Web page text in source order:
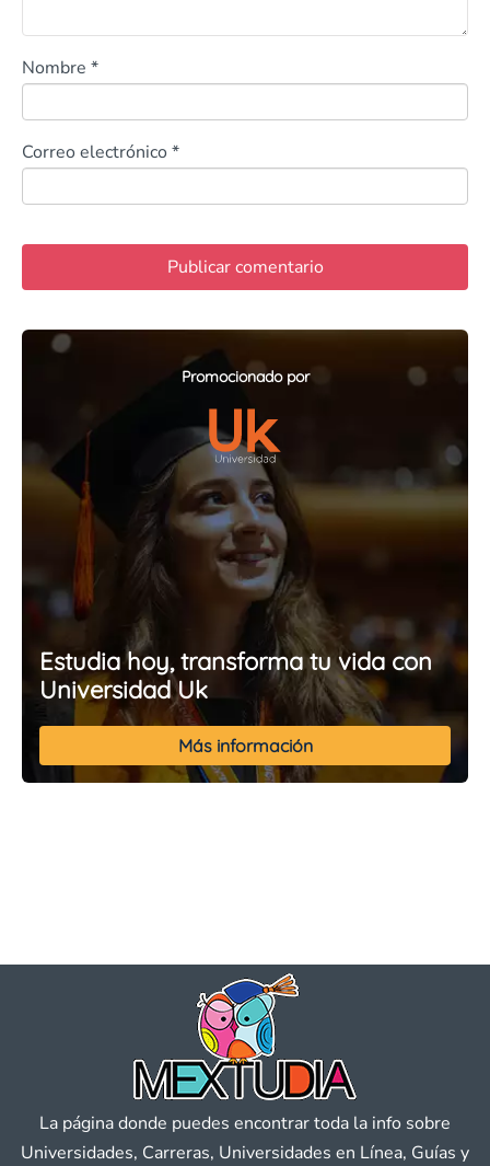
Promocionado por
Estudia hoy, transforma tu vida con
Universidad Uk
Más información
Nombre *
Correo electrónico *
La página donde puedes encontrar toda la info sobre
Universidades, Carreras, Universidades en Línea, Guías y